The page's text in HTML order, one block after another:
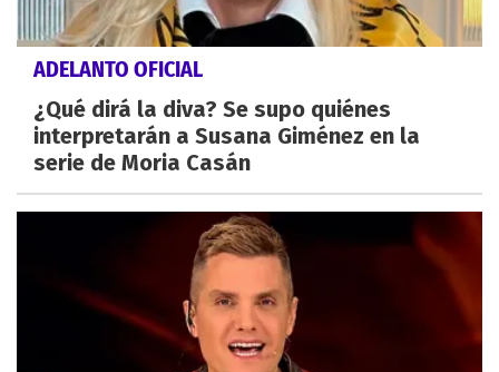
ADELANTO OFICIAL
¿Qué dirá la diva? Se supo quiénes
interpretarán a Susana Giménez en la
serie de Moria Casán